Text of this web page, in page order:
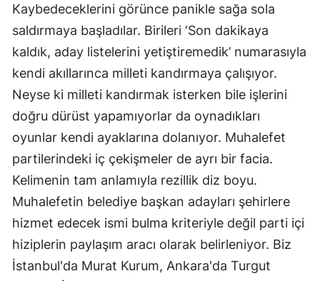
Kaybedeceklerini görünce panikle sağa sola
saldırmaya başladılar. Birileri ‘Son dakikaya
kaldık, aday listelerini yetiştiremedik’ numarasıyla
kendi akıllarınca milleti kandırmaya çalışıyor.
Neyse ki milleti kandırmak isterken bile işlerini
doğru dürüst yapamıyorlar da oynadıkları
oyunlar kendi ayaklarına dolanıyor. Muhalefet
partilerindeki iç çekişmeler de ayrı bir facia.
Kelimenin tam anlamıyla rezillik diz boyu.
Muhalefetin belediye başkan adayları şehirlere
hizmet edecek ismi bulma kriteriyle değil parti içi
hiziplerin paylaşım aracı olarak belirleniyor. Biz
İstanbul'da Murat Kurum, Ankara'da Turgut